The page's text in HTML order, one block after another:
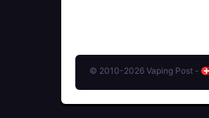
© 2010-2026 Vaping Post -